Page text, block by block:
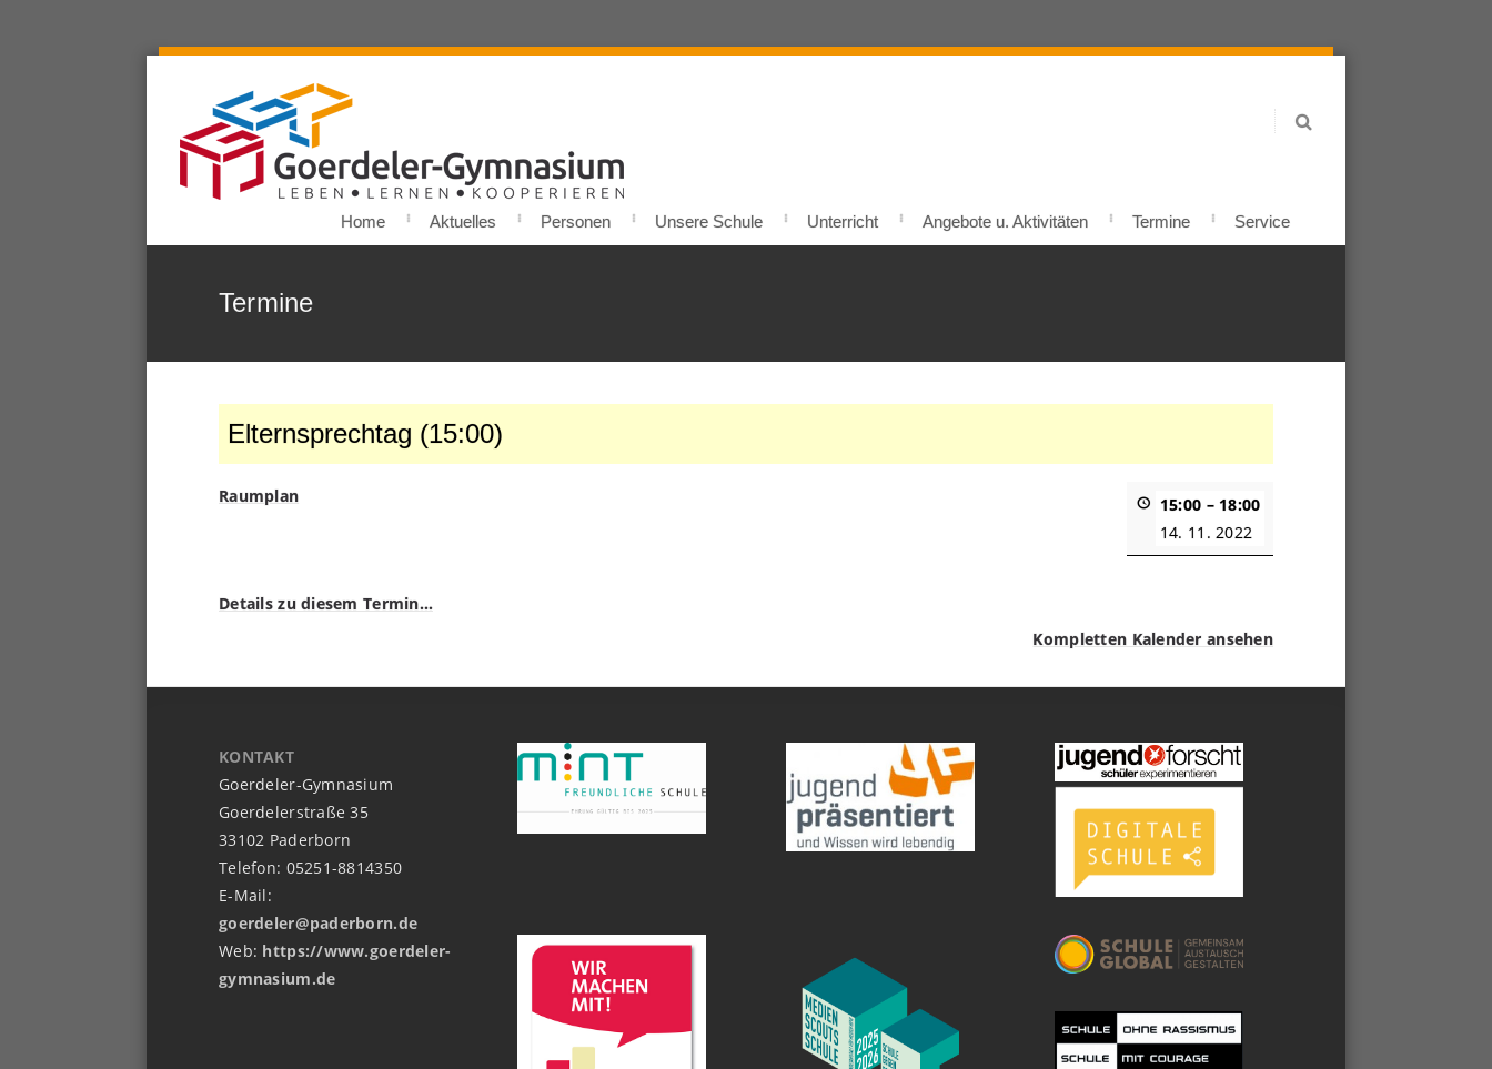
Home Aktuelles Personen Unsere Schule Unterricht Angebote u. Aktivitäten Termine Service
Termine
Elternsprechtag (15:00)
15:00 – 18:00
14. 11. 2022
Raumplan
Details zu diesem Termin…
Kompletten Kalender ansehen
KONTAKT
Goerdeler-Gymnasium
Goerdelerstraße 35
33102 Paderborn
Telefon: 05251-8814350
E-Mail:
goerdeler@paderborn.de
Web: https://www.goerdeler-
gymnasium.de